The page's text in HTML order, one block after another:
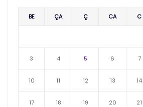
BE ÇA Ç CA C
3 4 5 6 7
10 11 12 13 14
17 18 19 20 21